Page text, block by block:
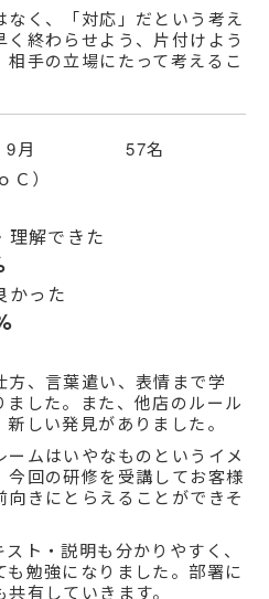
なく、「対応」だという考え
終わらせよう、片付けよう
相手の立場にたって考えるこ
年 9月 57名
Ｃ）
理解できた
かった
方、言葉遣い、表情まで学
した。また、他店のルール
しい発見がありました。
ームはいやなものというイメ
今回の研修を受講してお客様
きにとらえることができそ
ト・説明も分かりやすく、
勉強になりました。部署に
有していきます。